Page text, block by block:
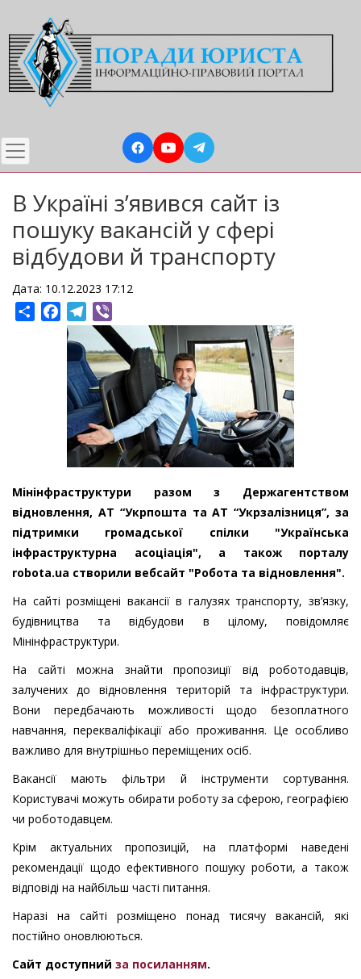
до
основного
вмісту
В Україні з’явився сайт із
пошуку вакансій у сфері
відбудови й транспорту
Дата: 10.12.2023 17:12
ShareFacebookTelegram
Мінінфраструктури разом з Держагентством
відновлення, АТ “Укрпошта та АТ “Укрзалізниця”, за
підтримки громадської спілки "Українська
інфраструктурна асоціація", а також порталу
robota.ua створили вебсайт "Робота та відновлення".
На сайті розміщені вакансії в галузях транспорту, зв’язку,
будівництва та відбудови в цілому, повідомляє
Мінінфраструктури.
На сайті можна знайти пропозиції від роботодавців,
залучених до відновлення територій та інфраструктури.
Вони передбачають можливості щодо безоплатного
навчання, перекваліфікації або проживання. Це особливо
важливо для внутрішньо переміщених осіб.
Вакансії мають фільтри й інструменти сортування.
Користувачі можуть обирати роботу за сферою, географією
чи роботодавцем.
Крім актуальних пропозицій, на платформі наведені
рекомендації щодо ефективного пошуку роботи, а також
відповіді на найбільш часті питання.
Наразі на сайті розміщено понад тисячу вакансій, які
постійно оновлюються.
Сайт доступний за посиланням.